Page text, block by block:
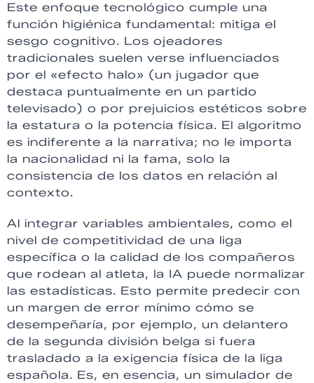
Este enfoque tecnológico cumple una
función higiénica fundamental: mitiga el
sesgo cognitivo. Los ojeadores
tradicionales suelen verse influenciados
por el «efecto halo» (un jugador que
destaca puntualmente en un partido
televisado) o por prejuicios estéticos sobre
la estatura o la potencia física. El algoritmo
es indiferente a la narrativa; no le importa
la nacionalidad ni la fama, solo la
consistencia de los datos en relación al
contexto.
Al integrar variables ambientales, como el
nivel de competitividad de una liga
específica o la calidad de los compañeros
que rodean al atleta, la IA puede normalizar
las estadísticas. Esto permite predecir con
un margen de error mínimo cómo se
desempeñaría, por ejemplo, un delantero
de la segunda división belga si fuera
trasladado a la exigencia física de la liga
española. Es, en esencia, un simulador de